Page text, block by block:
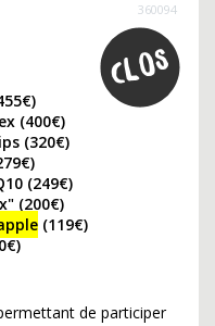
360094
(400€)
(320€)
(249€)
(200€)
(119€)
de participer